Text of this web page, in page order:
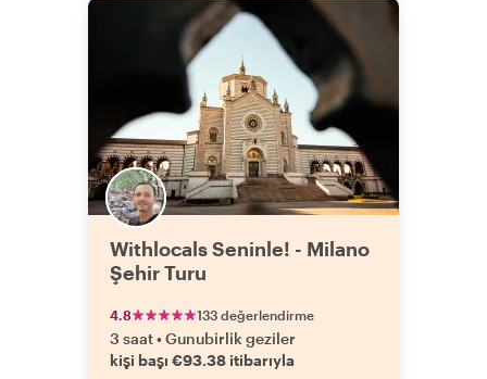
Withlocals Seninle! - Milano
Şehir Turu
4.8 133 değerlendirme
3 saat•Gunubirlik geziler
kişi başı €93.38 itibarıyla